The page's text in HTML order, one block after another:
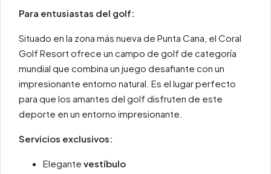
Para entusiastas del golf:
Situado en la zona más nueva de Punta Cana, el Coral
Golf Resort ofrece un campo de golf de categoría
mundial que combina un juego desafiante con un
impresionante entorno natural. Es el lugar perfecto
para que los amantes del golf disfruten de este
deporte en un entorno impresionante.
Servicios exclusivos:
Elegante vestíbulo